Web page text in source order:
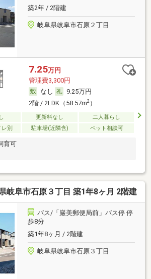
築2年 / 2階建
岐阜県岐阜市石原２丁目
7.25万円
管理費3,300円
なし
9.25万円
2階 / 2LDK（58.57m2）
更新料なし
二人暮らし
別
駐車場(近隣含) ペット相談可
育可
岐阜市石原３丁目 築1年8ヶ月 2階建
バス/「巖美郵便局前」バス停 停
歩8分
築1年8ヶ月 / 2階建
岐阜県岐阜市石原３丁目